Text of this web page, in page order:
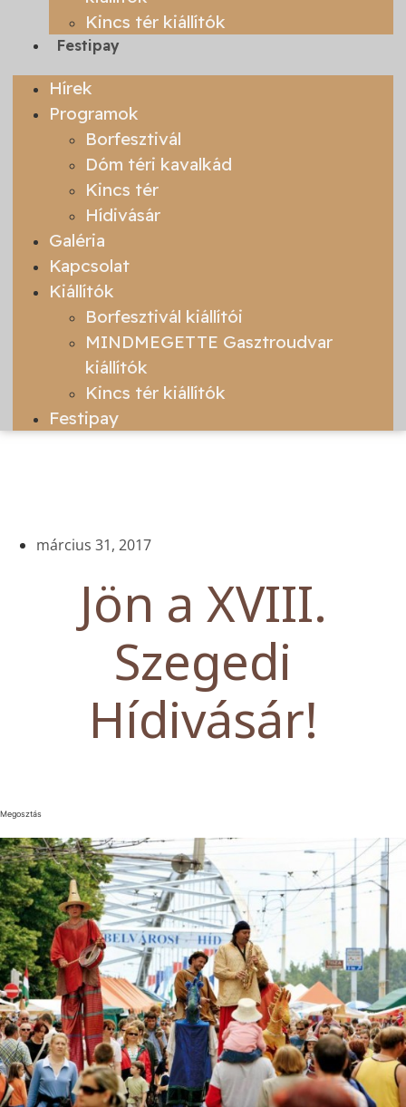
Kincs tér kiállítók
Festipay
Hírek
Programok
Borfesztivál
Dóm téri kavalkád
Kincs tér
Hídivásár
Galéria
Kapcsolat
Kiállítók
Borfesztivál kiállítói
MINDMEGETTE Gasztroudvar
kiállítók
Kincs tér kiállítók
Festipay
március 31, 2017
Jön a XVIII.
Szegedi
Hídivásár!
Megosztás